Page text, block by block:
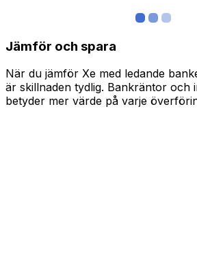
Jämför och spara
När du jämför Xe med ledande
är skillnaden tydlig. Bankräntor och
betyder mer värde på varje